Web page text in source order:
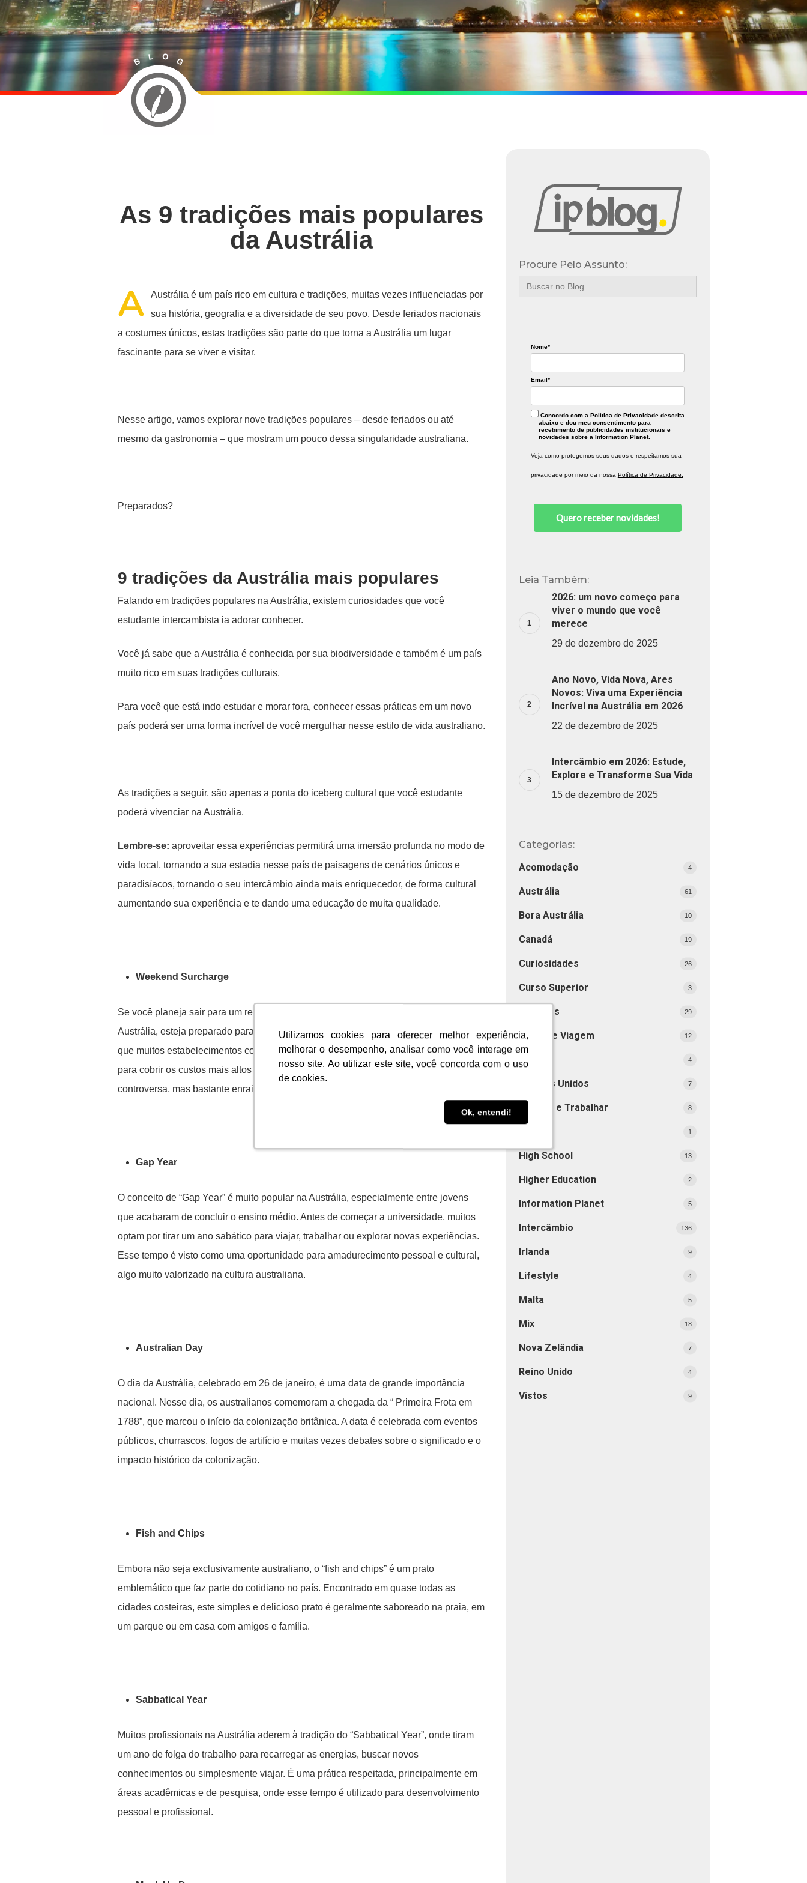
Utilizamos cookies para oferecer melhor experiência,
melhorar o desempenho, analisar como você interage em
nosso site. Ao utilizar este site, você concorda com o uso
de cookies.
Ok, entendi!
Utilizamos cookies para oferecer melhor experiência,
melhorar o desempenho, analisar como você interage em
nosso site. Ao utilizar este site, você concorda com o uso
de cookies.
Ok, entendi!
As 9 tradições mais populares
da Austrália
A
Austrália é um país rico em cultura e tradições, muitas vezes influenciadas por
sua história, geografia e a diversidade de seu povo. Desde feriados nacionais
a costumes únicos, estas tradições são parte do que torna a Austrália um lugar
fascinante para se viver e visitar.
Nesse artigo, vamos explorar nove tradições populares – desde feriados ou até
mesmo da gastronomia – que mostram um pouco dessa singularidade australiana.
Preparados?
9 tradições da Austrália mais populares
Falando em tradições populares na Austrália, existem curiosidades que você
estudante intercambista ia adorar conhecer.
Você já sabe que a Austrália é conhecida por sua biodiversidade e também é um país
muito rico em suas tradições culturais.
Para você que está indo estudar e morar fora, conhecer essas práticas em um novo
país poderá ser uma forma incrível de você mergulhar nesse estilo de vida australiano.
As tradições a seguir, são apenas a ponta do iceberg cultural que você estudante
poderá vivenciar na Austrália.
Lembre-se: aproveitar essa experiências permitirá uma imersão profunda no modo de
vida local, tornando a sua estadia nesse país de paisagens de cenários únicos e
paradisíacos, tornando o seu intercâmbio ainda mais enriquecedor, de forma cultural
aumentando sua experiência e te dando uma educação de muita qualidade.
Weekend Surcharge
Se você planeja sair para um restaurante ou café durante o final de semana na
Austrália, esteja preparado para o “weekend surcharge”. Essa é uma taxa adicional
que muitos estabelecimentos cobram aos sábados e domingos, uma prática comum
para cobrir os custos mais altos de operar nos finais de semana. É uma tradição
controversa, mas bastante enraizada no cotidiano australiano.
Gap Year
O conceito de “Gap Year” é muito popular na Austrália, especialmente entre jovens
que acabaram de concluir o ensino médio. Antes de começar a universidade, muitos
optam por tirar um ano sabático para viajar, trabalhar ou explorar novas experiências.
Esse tempo é visto como uma oportunidade para amadurecimento pessoal e cultural,
algo muito valorizado na cultura australiana.
Australian Day
O dia da Austrália, celebrado em 26 de janeiro, é uma data de grande importância
nacional. Nesse dia, os australianos comemoram a chegada da “ Primeira Frota em
1788”, que marcou o início da colonização britânica. A data é celebrada com eventos
públicos, churrascos, fogos de artifício e muitas vezes debates sobre o significado e o
impacto histórico da colonização.
Fish and Chips
Embora não seja exclusivamente australiano, o “fish and chips” é um prato
emblemático que faz parte do cotidiano no país. Encontrado em quase todas as
cidades costeiras, este simples e delicioso prato é geralmente saboreado na praia, em
um parque ou em casa com amigos e família.
Sabbatical Year
Muitos profissionais na Austrália aderem à tradição do “Sabbatical Year”, onde tiram
um ano de folga do trabalho para recarregar as energias, buscar novos
conhecimentos ou simplesmente viajar. É uma prática respeitada, principalmente em
áreas acadêmicas e de pesquisa, onde esse tempo é utilizado para desenvolvimento
pessoal e profissional.
Procure Pelo Assunto:
Search
for:
Nome*
Email*
Concordo com a Política de Privacidade descrita
abaixo e dou meu consentimento para
recebimento de publicidades institucionais e
novidades sobre a Information Planet.
Veja como protegemos seus dados e respeitamos sua
privacidade por meio da nossa Política de Privacidade.
Quero receber novidades!
Leia Também:
2026: um novo começo para
viver o mundo que você
merece
29 de dezembro de 2025
Ano Novo, Vida Nova, Ares
Novos: Viva uma Experiência
Incrível na Austrália em 2026
22 de dezembro de 2025
Intercâmbio em 2026: Estude,
Explore e Transforme Sua Vida
15 de dezembro de 2025
Categorias:
Acomodação
4
Austrália 61
Bora Austrália 10
Canadá 19
Curiosidades 26
Curso Superior 3
Destinos 29
Dicas de Viagem 12
Dubai 4
Estados Unidos 7
Estudar e Trabalhar 8
1
High School 13
Higher Education 2
Information Planet 5
Intercâmbio 136
Irlanda 9
Lifestyle 4
Malta 5
Mix 18
Nova Zelândia 7
Reino Unido 4
Vistos 9